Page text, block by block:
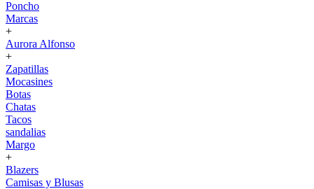
Poncho
Marcas
+
Aurora Alfonso
+
Zapatillas
Mocasines
Botas
Chatas
Tacos
sandalias
Margo
+
Blazers
Camisas y Blusas